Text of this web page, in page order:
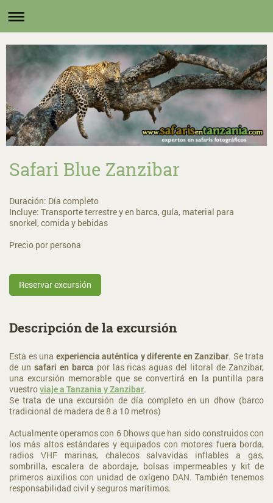
Safari Blue Zanzibar
Duración: Día completo
Incluye: Transporte terrestre y en barca, guía, material para
snorkel, comida y bebidas
Precio por persona
Reservar excursión
Descripción de la excursión
Esta es una experiencia auténtica y diferente en Zanzibar. Se trata
de un safari en barca por las ricas aguas del litoral de Zanzibar,
una excursión memorable que se convertirá en la puntilla para
vuestroviaje a Tanzania y Zanzibar.
Se trata de una excursión de día completo en un dhow (barco
tradicional de madera de 8 a 10 metros)
Actualmente operamos con 6 Dhows que han sido construidos con
los más altos estándares y equipados con motores fuera borda,
radios VHF marinas, chalecos salvavidas inflables a gas,
sombrilla, escalera de abordaje, bolsas impermeables y kit de
primeros auxilios con unidad de oxígeno DAN. También tenemos
responsabilidad civil y seguros marítimos.